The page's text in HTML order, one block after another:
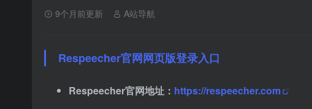
9个月前更新 A站导航
Respeecher官网网页版登录入口
Respeecher官网地址： https://respeecher.com